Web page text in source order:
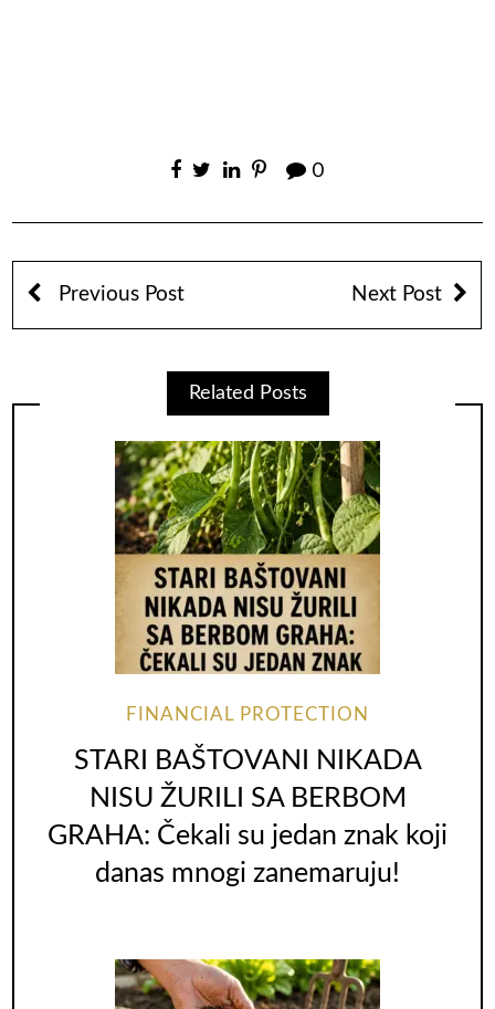
0
Previous Post Next Post
Related Posts
FINANCIAL PROTECTION
STARI BAŠTOVANI NIKADA
NISU ŽURILI SA BERBOM
GRAHA: Čekali su jedan znak koji
danas mnogi zanemaruju!